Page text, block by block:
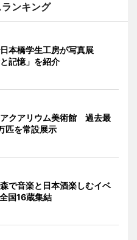
ンキング
本橋学生工房が写真展
記憶」を紹介
アクアリウム美術館 過去最
匹を常設展示
で音楽と日本酒楽しむイベ
国16蔵集結